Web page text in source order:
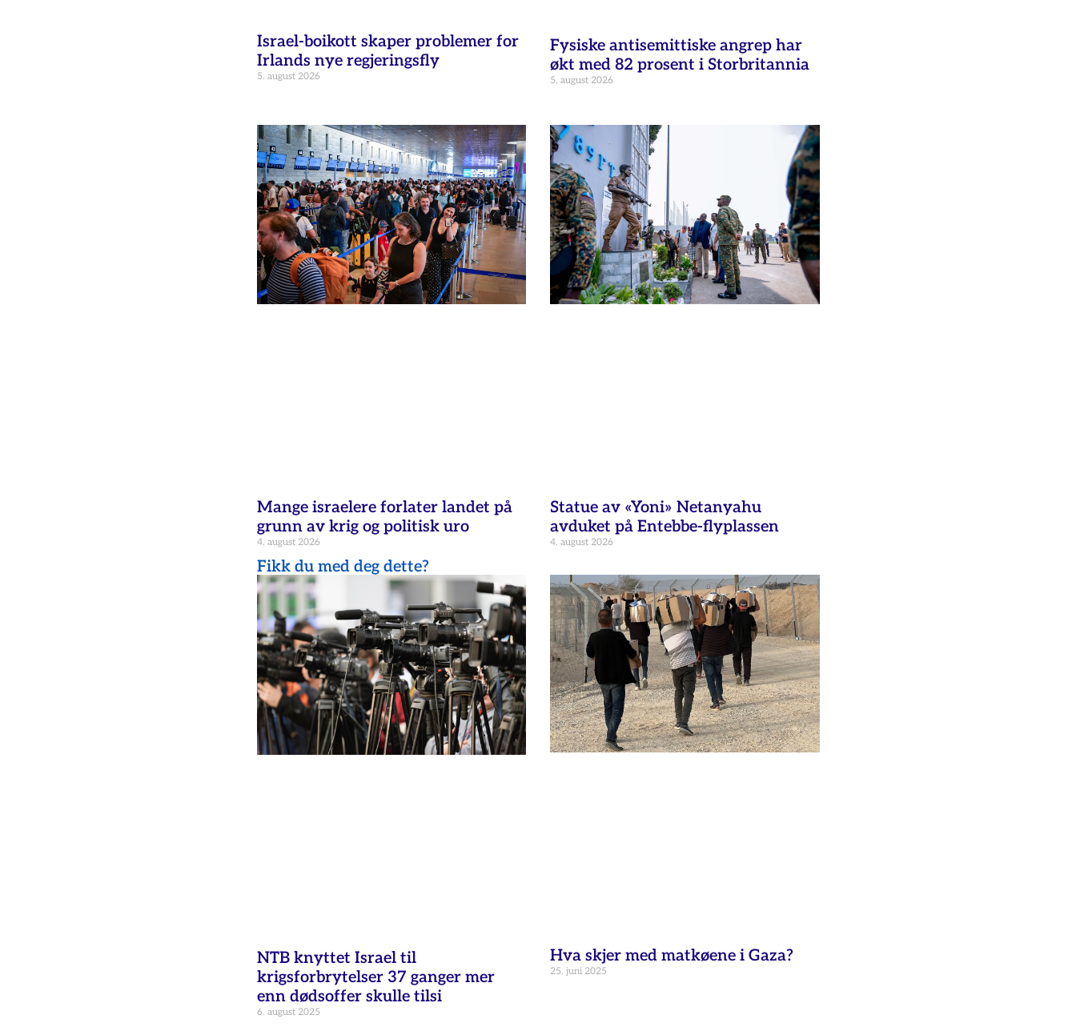
Israel-boikott skaper problemer for
Irlands nye regjeringsfly
5. august 2026
Fysiske antisemittiske angrep har
økt med 82 prosent i Storbritannia
5. august 2026
Mange israelere forlater landet på
grunn av krig og politisk uro
4. august 2026
Statue av «Yoni» Netanyahu
avduket på Entebbe-flyplassen
4. august 2026
Fikk du med deg dette?
NTB knyttet Israel til
krigsforbrytelser 37 ganger mer
enn dødsoffer skulle tilsi
6. august 2025
Hva skjer med matkøene i Gaza?
25. juni 2025